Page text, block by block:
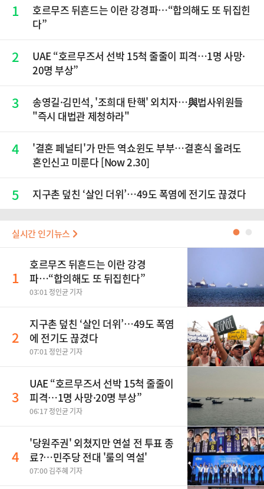
1
호르무즈 뒤흔드는 이란 강경파…“합의해도 또 뒤집힌
다”
2
UAE “호르무즈서 선박 15척 줄줄이 피격…1명 사망·
20명 부상”
3
송영길·김민석, '조희대 탄핵' 외치자…與법사위원들
"즉시 대법관 제청하라"
4
'결혼 페널티'가 만든 역쇼윈도 부부…결혼식 올려도
혼인신고 미룬다 [Now 2.30]
5 지구촌 덮친 ‘살인 더위’…49도 폭염에 전기도 끊겼다
실시간 인기뉴스 ●
1
호르무즈 뒤흔드는 이란 강경
파…“합의해도 또 뒤집힌다”
03:01 정인균 기자
2
지구촌 덮친 ‘살인 더위’…49도 폭염
에 전기도 끊겼다
07:01 정인균 기자
3
UAE “호르무즈서 선박 15척 줄줄이
피격…1명 사망·20명 부상”
06:17 정인균 기자
4
'당원주권' 외쳤지만 연설 전 투표 종
료?…민주당 전대 '룰의 역설'
07:00 김주혜 기자